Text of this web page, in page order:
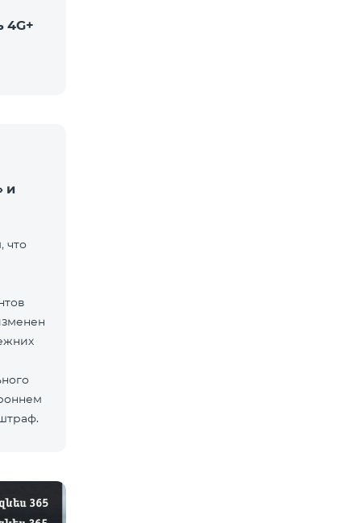
4G+
и
что